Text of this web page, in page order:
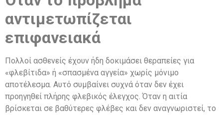
αντιμετωπίζεται
επιφανειακά
Πολλοί ασθενείς έχουν ήδη δοκιμάσει θεραπείες για
«φλεβίτιδα» ή «σπασμένα αγγεία» χωρίς μόνιμο
αποτέλεσμα. Αυτό συμβαίνει συχνά όταν δεν έχει
προηγηθεί πλήρης φλεβικός έλεγχος. Όταν η αιτία
βρίσκεται σε βαθύτερες φλέβες και δεν αναγνωριστεί, το